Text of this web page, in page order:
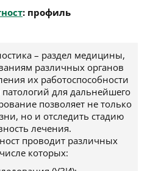
: профиль
– раздел медицины,
различных органов
их работоспособности
для дальнейшего
позволяет не только
но и отследить стадию
лечения.
проводит различных
которых: